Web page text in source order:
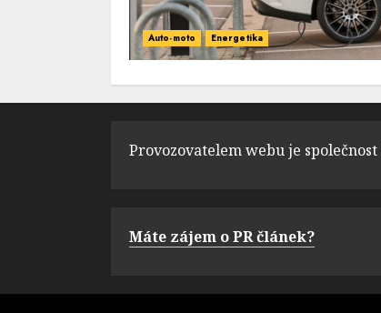
Auto-moto Energetika
Provozovatelem webu je společnost
Máte zájem o PR článek?